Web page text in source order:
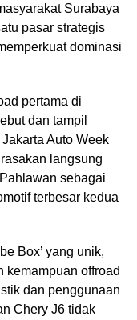
Surabaya
pasar strategis
dominasi
pertama di
dan tampil
Auto Week
langsung
sebagai
terbesar kedua
Box’ yang unik,
kemampuan offroad
dan penggunaan
Chery J6 tidak